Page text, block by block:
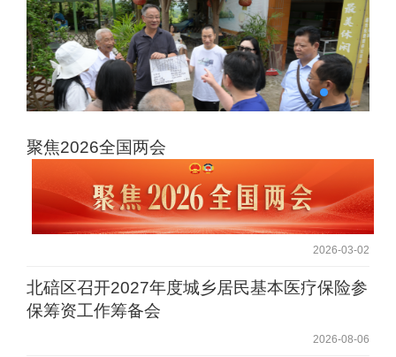
北碚区举行“川渝诗人北碚行”采风活动
聚焦2026全国两会
2026-03-02
北碚区召开2027年度城乡居民基本医疗保险参
保筹资工作筹备会
2026-08-06